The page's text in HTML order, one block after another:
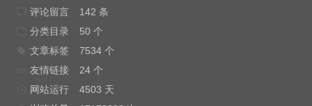
评论留言
142 条
分类目录
50 个
文章标签
7534 个
友情链接
24 个
网站运行
4503 天